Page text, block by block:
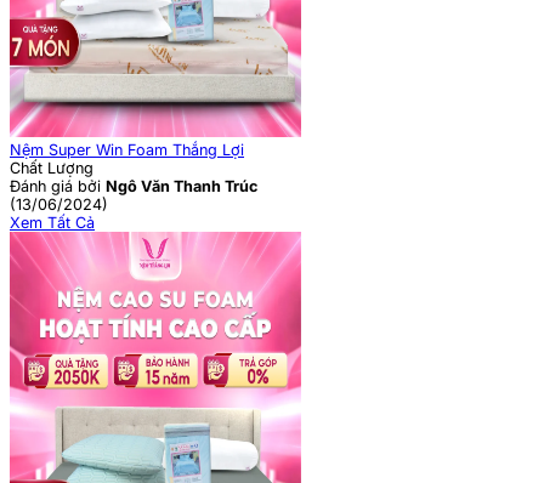
Nệm Super Win Foam Thắng Lợi
Chất Lượng
Đánh giá bởi Ngô Văn Thanh Trúc
(13/06/2024)
Xem Tất Cả